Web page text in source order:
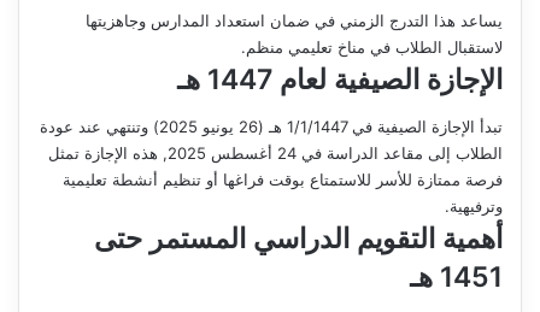
يساعد هذا التدرج الزمني في ضمان استعداد المدارس وجاهزيتها
لاستقبال الطلاب في مناخ تعليمي منظم.
الإجازة الصيفية لعام 1447 هـ
تبدأ الإجازة الصيفية في 1/1/1447 هـ (26 يونيو 2025) وتنتهي عند عودة
الطلاب إلى مقاعد الدراسة في 24 أغسطس 2025, هذه الإجازة تمثل
فرصة ممتازة للأسر للاستمتاع بوقت فراغها أو تنظيم أنشطة تعليمية
وترفيهية.
أهمية التقويم الدراسي المستمر حتى
1451 هـ